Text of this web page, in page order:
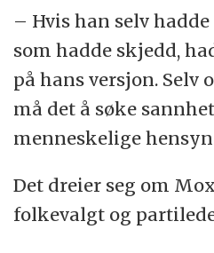
– Hvis han selv
som hadde skjedd,
på hans versjon. Selv
må det å søke
menneskelige
Det dreier seg om
folkevalgt og